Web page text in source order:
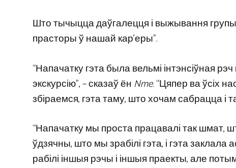
Што тычыцца даўгалецця і выжывання
прасторы ў нашай кар’еры”.
“Напачатку гэта была вельмі інтэнсіўная рэч
экскурсію”, – сказаў ён Nme. “Цяпер ва ўсіх
збіраемся, гэта таму, што хочам сабрацца і
“Напачатку мы проста працавалі так шмат,
ўдзячны, што мы зрабілі гэта, і гэта
рабілі іншыя рэчы і іншыя праекты, але